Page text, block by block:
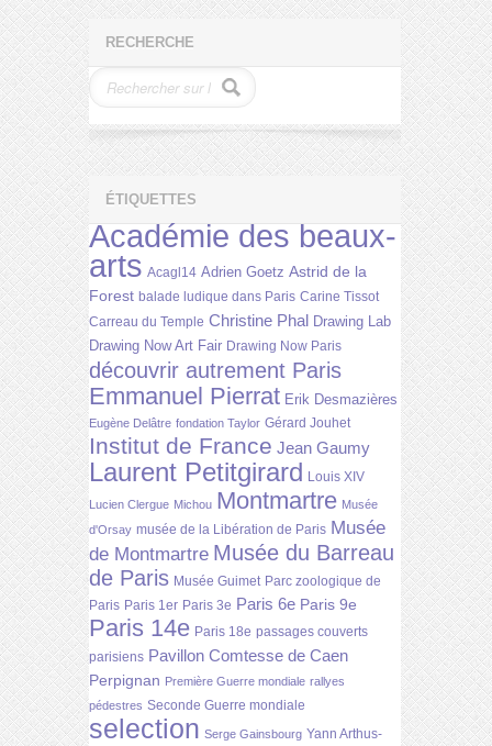
RECHERCHE
ÉTIQUETTES
Académie des beaux-
arts Acagl14 Adrien Goetz Astrid de la
Forest balade ludique dans Paris Carine Tissot
Carreau du Temple Christine Phal Drawing Lab
Drawing Now Art Fair Drawing Now Paris
découvrir autrement Paris
Emmanuel Pierrat Erik Desmazières
Eugène Delâtre fondation Taylor Gérard Jouhet
Institut de France Jean Gaumy
Laurent Petitgirard Louis XIV
Lucien Clergue Michou Montmartre Musée
d'Orsay musée de la Libération de Paris Musée
de Montmartre Musée du Barreau
de Paris Musée Guimet Parc zoologique de
Paris Paris 1er Paris 3e Paris 6e Paris 9e
Paris 14e Paris 18e passages couverts
parisiens Pavillon Comtesse de Caen
Perpignan Première Guerre mondiale rallyes
pédestres Seconde Guerre mondiale
selection Serge Gainsbourg Yann Arthus-